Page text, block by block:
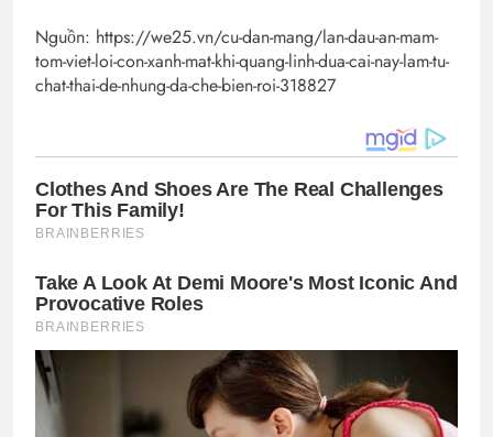
Nguồn: https://we25.vn/cu-dan-mang/lan-dau-an-mam-
tom-viet-loi-con-xanh-mat-khi-quang-linh-dua-cai-nay-lam-tu-
chat-thai-de-nhung-da-che-bien-roi-318827